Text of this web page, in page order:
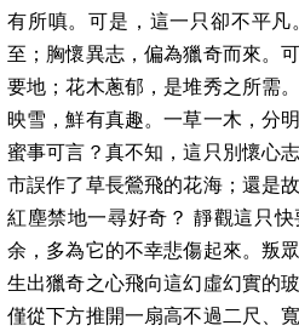
有所嗔。可是，這一只卻不平
至；胸懷異志，偏為獵奇而來。
要地；花木蔥郁，是堆秀之所需
映雪，鮮有真趣。一草一木，分
蜜事可言？真不知，這只別懷心
市誤作了草長鶯飛的花海；還是
紅塵禁地一尋好奇？ 靜觀這只
余，多為它的不幸悲傷起來。叛
生出獵奇之心飛向這幻虛幻實的
僅從下方推開一扇高不過二尺、